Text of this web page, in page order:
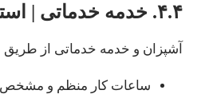
۴.۴. خدمه خدماتی | استانداردسازی کیفیت تغذیه و کار
آشپزان و خدمه خدماتی از طریق
ساعات کار منظم و مشخص